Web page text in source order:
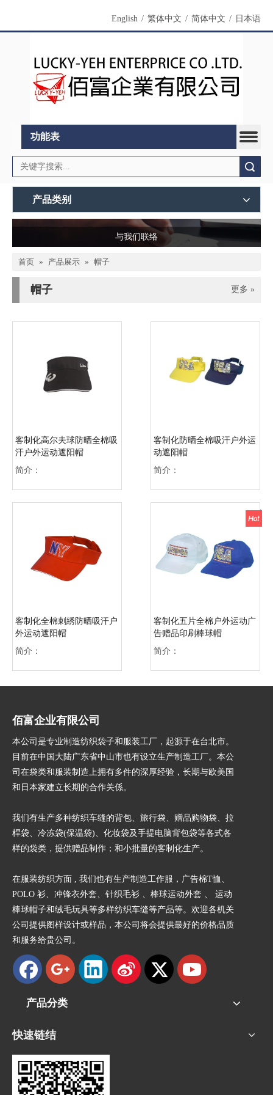
English / 繁体中文 / 简体中文 / 日本语
功能表
产品类别
与我们联络
首页 » 产品展示 » 帽子
帽子 更多 »
客制化高尔夫球防晒全棉吸
汗户外运动遮阳帽
简介：
客制化防晒全棉吸汗户外运
动遮阳帽
简介：
客制化全棉刺綉防晒吸汗户
外运动遮阳帽
简介：
客制化五片全棉户外运动广
告赠品印刷棒球帽
简介：
佰富企业有限公司
本公司是专业制造纺织袋子和服装工厂，起源于在台北市。
目前在中国大陆广东省中山市也有设立生产制造工厂。本公
司在袋类和服装制造上拥有多件的深厚经验，长期与欧美国
和日本家建立长期的合作关係。
我们有生产多种纺织车缝的背包、旅行袋、赠品购物袋、拉
桿袋、冷冻袋(保温袋)、化妆袋及手提电脑背包袋等各式各
样的袋类，提供赠品制作；和小批量的客制化生产。
在服装纺织方面 , 我们也有生产制造工作服，广告棉T恤、
POLO 衫、冲锋衣外套、针织毛衫 、棒球运动外套 、 运动
棒球帽子和绒毛玩具等多样纺织车缝等产品等。欢迎各机关
公司提供图样设计或样品，本公司将会提供最好的价格品质
和服务给贵公司。
产品分类
快速链结